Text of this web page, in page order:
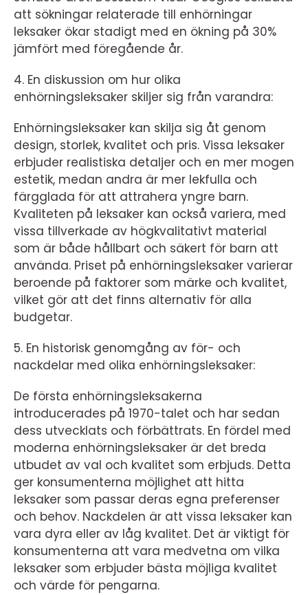
att sökningar relaterade till enhörningar
leksaker ökar stadigt med en ökning på 30%
jämfört med föregående år.
4. En diskussion om hur olika
enhörningsleksaker skiljer sig från varandra:
Enhörningsleksaker kan skilja sig åt genom
design, storlek, kvalitet och pris. Vissa leksaker
erbjuder realistiska detaljer och en mer mogen
estetik, medan andra är mer lekfulla och
färgglada för att attrahera yngre barn.
Kvaliteten på leksaker kan också variera, med
vissa tillverkade av högkvalitativt material
som är både hållbart och säkert för barn att
använda. Priset på enhörningsleksaker varierar
beroende på faktorer som märke och kvalitet,
vilket gör att det finns alternativ för alla
budgetar.
5. En historisk genomgång av för- och
nackdelar med olika enhörningsleksaker:
De första enhörningsleksakerna
introducerades på 1970-talet och har sedan
dess utvecklats och förbättrats. En fördel med
moderna enhörningsleksaker är det breda
utbudet av val och kvalitet som erbjuds. Detta
ger konsumenterna möjlighet att hitta
leksaker som passar deras egna preferenser
och behov. Nackdelen är att vissa leksaker kan
vara dyra eller av låg kvalitet. Det är viktigt för
konsumenterna att vara medvetna om vilka
leksaker som erbjuder bästa möjliga kvalitet
och värde för pengarna.